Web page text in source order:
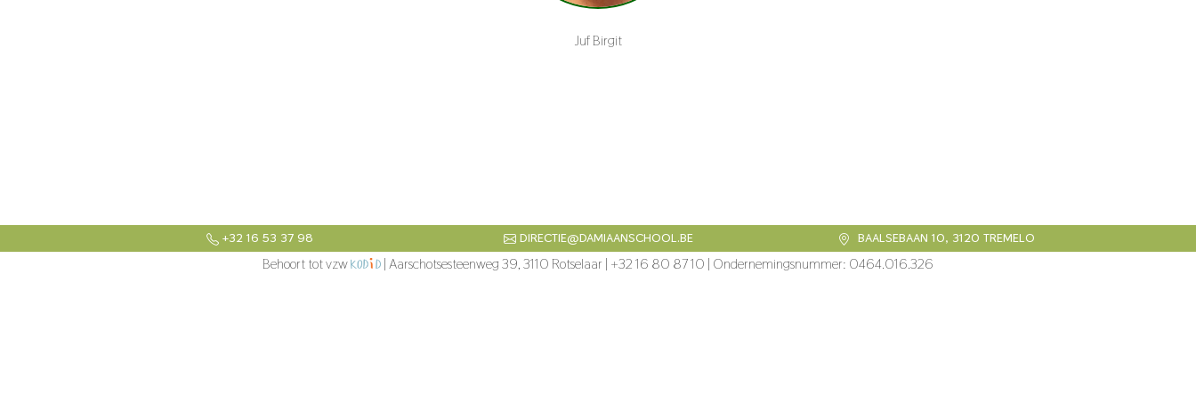
Juf Birgit
+32 16 53 37 98 DIRECTIE@DAMIAANSCHOOL.BE BAALSEBAAN 10, 3120 TREMELO
Behoort tot vzw | Aarschotsesteenweg 39, 3110 Rotselaar | +32 16 80 87 10 | Ondernemingsnummer: 0464.016.326